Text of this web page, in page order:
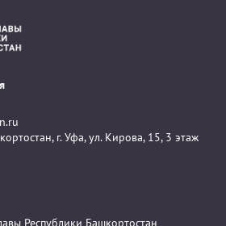
г. Уфа, ул. Кирова, 15, 3 этаж